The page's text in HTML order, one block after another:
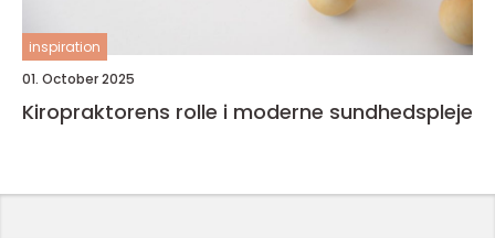
inspiration
01. October 2025
Kiropraktorens rolle i moderne sundhedspleje